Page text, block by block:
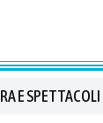
E SPETTACOLI